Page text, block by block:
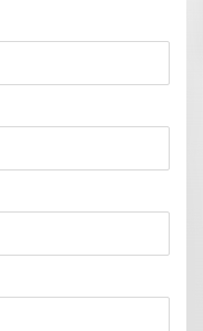
НА